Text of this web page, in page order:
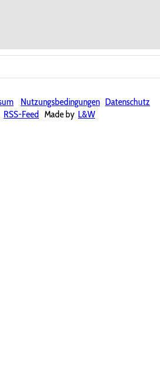
Nutzungsbedingungen Datenschutz
RSS-Feed Made by L&W